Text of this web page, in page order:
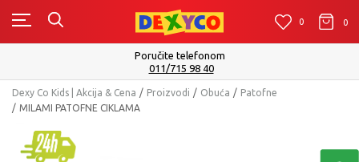
0 0 0
Poručite telefonom
011/715 98 40
Dexy Co Kids | Akcija & Cena Proizvodi Obuća
Patofne
MILAMI PATOFNE CIKLAMA